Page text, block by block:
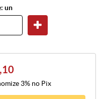
un
3% no Pix